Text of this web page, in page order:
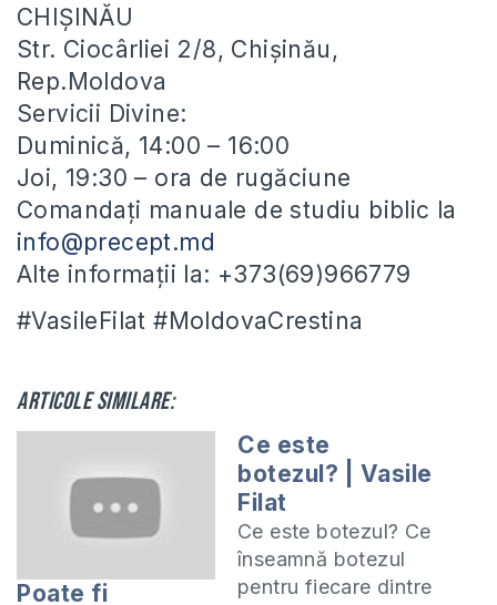
CHIȘINĂU
Str. Ciocârliei 2/8, Chișinău,
Rep.Moldova
Servicii Divine:
Duminică, 14:00 – 16:00
Joi, 19:30 – ora de rugăciune
Comandați manuale de studiu biblic la
info@precept.md
Alte informații la: +373(69)966779
#VasileFilat #MoldovaCrestina
Articole similare:
Poate fi
Ce este
botezul? | Vasile
Filat
Ce este botezul? Ce
înseamnă botezul
pentru fiecare dintre